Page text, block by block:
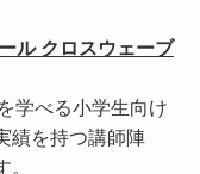
ル クロスウェーブ
学べる小学生向け
績を持つ講師陣